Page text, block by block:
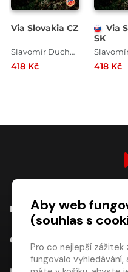
Via Slovakia CZ
Slavomír Duchovič
418 Kč
Via
SK
418 Kč
NÁKUP
O SPOLEČNOSTI
Aby web
(souhlas s
Pro co nejlepší
fungovalo